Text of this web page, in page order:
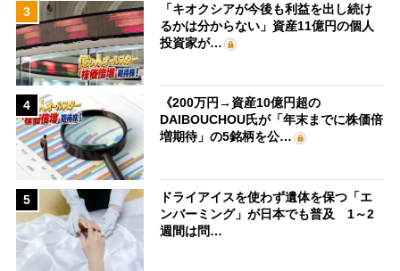
3
「キオクシアが今後も利益を出し続け
るかは分からない」資産11億円の個人
投資家が…
4
《200万円→資産10億円超の
DAIBOUCHOU氏が「年末までに株価倍
増期待」の5銘柄を公…
5
ドライアイスを使わず遺体を保つ「エ
ンバーミング」が日本でも普及 1～2
週間は問…